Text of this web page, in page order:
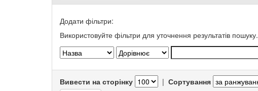
Додати фільтри:
Використовуйте фільтри для уточнення результатів пошуку.
Вивести на сторінку | Сортування